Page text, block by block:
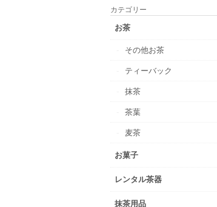
カテゴリー
お茶
その他お茶
ティーバック
抹茶
茶葉
麦茶
お菓子
レンタル茶器
抹茶用品